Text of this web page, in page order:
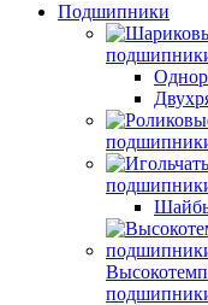
Подшипники